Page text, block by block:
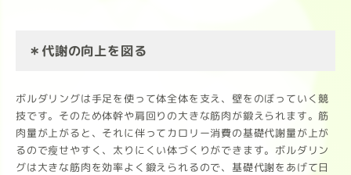
＊代謝の向上を図る
ボルダリングは手足を使って体全体を支え、壁をのぼっていく競
技です。そのため体幹や肩回りの大きな筋肉が鍛えられます。筋
肉量が上がると、それに伴ってカロリー消費の基礎代謝量が上が
るので瘦せやすく、太りにくい体づくりができます。ボルダリン
グは大きな筋肉を効率よく鍛えられるので、基礎代謝をあげて日